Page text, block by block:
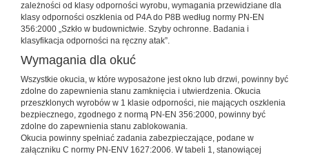
zależności od klasy odporności wyrobu, wymagania przewidziane dla
klasy odporności oszklenia od P4A do P8B według normy PN-EN
356:2000 „Szkło w budownictwie. Szyby ochronne. Badania i
klasyfikacja odporności na ręczny atak”.
Wymagania dla okuć
Wszystkie okucia, w które wyposażone jest okno lub drzwi, powinny być
zdolne do zapewnienia stanu zamknięcia i utwierdzenia. Okucia
przeszklonych wyrobów w 1 klasie odporności, nie mających oszklenia
bezpiecznego, zgodnego z normą PN-EN 356:2000, powinny być
zdolne do zapewnienia stanu zablokowania.
Okucia powinny spełniać zadania zabezpieczające, podane w
załączniku C normy PN-ENV 1627:2006. W tabeli 1, stanowiącej